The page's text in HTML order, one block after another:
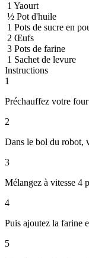
1 Yaourt
½ Pot d'huile
1 Pots de sucre en
2 Œufs
3 Pots de farine
1 Sachet de levure
Instructions
1
Préchauffez votre
2
Dans le bol du robot,
3
Mélangez à vitesse 4
4
Puis ajoutez la farine
5